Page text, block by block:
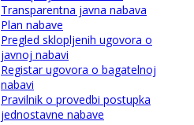
Transparentna javna nabava
Plan nabave
Pregled sklopljenih ugovora o
javnoj nabavi
Registar ugovora o bagatelnoj
nabavi
Pravilnik o provedbi postupka
jednostavne nabave